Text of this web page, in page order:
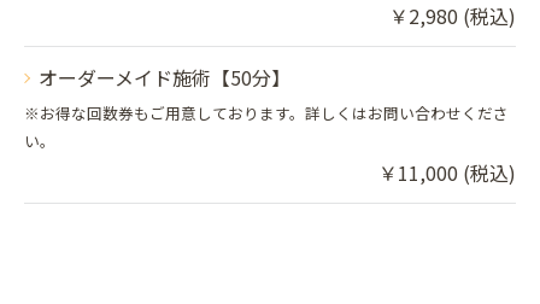
￥2,980 (税込)
オーダーメイド施術【50分】
※お得な回数券もご用意しております。詳しくはお問い合わせくださ
い。
￥11,000 (税込)